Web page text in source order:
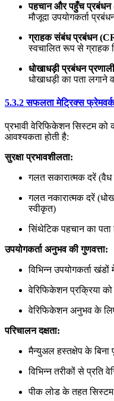
पहचान और पहुँच
मौजूदा उपयोगकर्ता
ग्राहक संबंध प्रबंधन
स्वचालित रूप से ग्राहक
धोखाधड़ी प्रबंधन
धोखाधड़ी का पता लगाने
5.3.2 सफलता मेट्रिक्स फ्रेमवर्क
प्रभावी वेरिफिकेशन सिस्टम
आवश्यकता होती है:
सुरक्षा प्रभावशीलता:
गलत सकारात्मक दरें
गलत नकारात्मक दरें
स्वीकृत)
सिंथेटिक पहचान का पता
उपयोगकर्ता अनुभव की गुणवत्ता:
विभिन्न उपयोगकर्ता
वेरिफिकेशन प्रक्रिया
वेरिफिकेशन अनुभव के लिए
परिचालन दक्षता:
मैन्युअल हस्तक्षेप के बिना
विभिन्न तरीकों से प्रति
पीक लोड के तहत सिस्टम